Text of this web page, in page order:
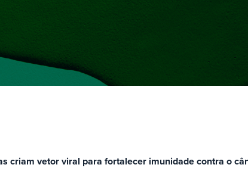
criam vetor viral para fortalecer imunidade contra o